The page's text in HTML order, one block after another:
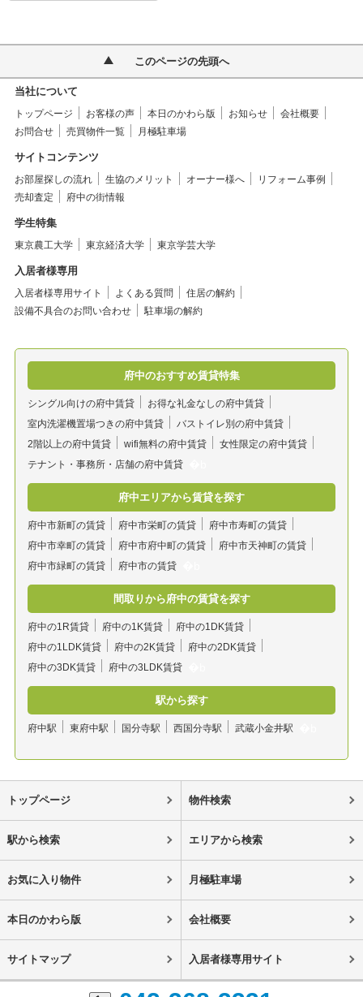
このページの先頭へ
当社について
トップページ お客様の声 本日のかわら版 お知らせ
会社概要
お問合せ
売買物件一覧 月極駐車場
サイトコンテンツ
お部屋探しの流れ 生協のメリット オーナー様へ
リフォーム事例
売却査定
府中の街情報
学生特集
東京農工大学 東京経済大学 東京学芸大学
入居者様専用
入居者様専用サイト よくある質問
住居の解約
設備不具合のお問い合わせ
駐車場の解約
府中のおすすめ賃貸特集
シングル向けの府中賃貸
お得な礼金なしの府中賃貸
室内洗濯機置場つきの府中賃貸
バストイレ別の府中賃貸
2階以上の府中賃貸
wifi無料の府中賃貸
女性限定の府中賃貸
テナント・事務所・店舗の府中賃貸
府中エリアから賃貸を探す
府中市新町の賃貸 府中市栄町の賃貸
府中市寿町の賃貸
府中市幸町の賃貸
府中市府中町の賃貸
府中市天神町の賃貸
府中市緑町の賃貸
府中市の賃貸
間取りから府中の賃貸を探す
府中の1R賃貸 府中の1K賃貸
府中の1DK賃貸
府中の1LDK賃貸
府中の2K賃貸
府中の2DK賃貸
府中の3DK賃貸
府中の3LDK賃貸
駅から探す
府中駅 東府中駅 国分寺駅 西国分寺駅 武蔵小金井駅
トップページ 物件検索
駅から検索 エリアから検索
お気に入り物件 月極駐車場
本日のかわら版 会社概要
サイトマップ 入居者様専用サイト